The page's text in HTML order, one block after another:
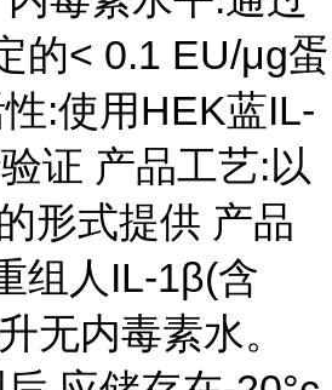
的< 0.1 EU/μg蛋
:使用HEK蓝IL-
证 产品工艺:以
形式提供 产品
组人IL-1β(含
无内毒素水。